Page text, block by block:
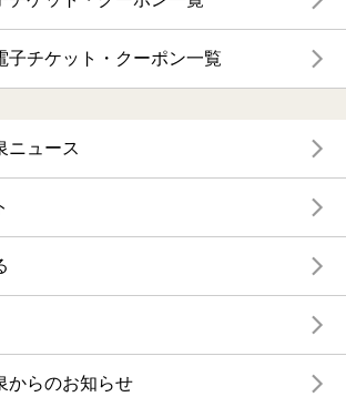
子チケット・クーポン一覧
ニュース
からのお知らせ